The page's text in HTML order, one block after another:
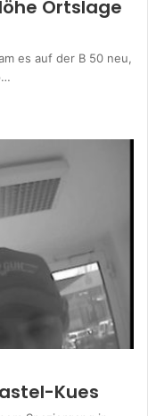
Ortslage
es auf der B 50 neu,
Kues